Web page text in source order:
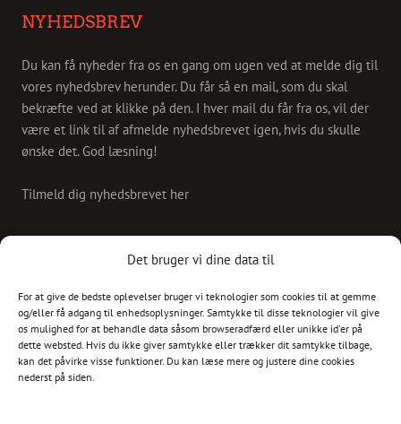
Det bruger vi dine data til
For at give de bedste oplevelser bruger vi teknologier som cookies til at gemme
og/eller få adgang til enhedsoplysninger. Samtykke til disse teknologier vil give
os mulighed for at behandle data såsom browseradfærd eller unikke id'er på
dette websted. Hvis du ikke giver samtykke eller trækker dit samtykke tilbage,
kan det påvirke visse funktioner. Du kan læse mere og justere dine cookies
nederst på siden.
NYHEDSBREV
Du kan få nyheder fra os en gang om ugen ved at melde dig til
vores nyhedsbrev herunder. Du får så en mail, som du skal
bekræfte ved at klikke på den. I hver mail du får fra os, vil der
være et link til af afmelde nyhedsbrevet igen, hvis du skulle
ønske det. God læsning!
Tilmeld dig nyhedsbrevet her
Skriv til os på
info@christianshavnskvarter.dk